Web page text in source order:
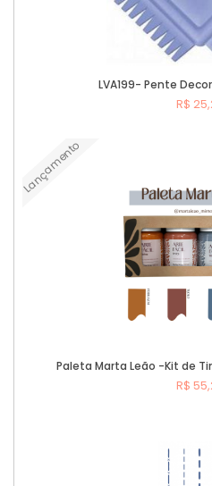
LVA199- Pente
R$
Lançamento
Paleta Marta Leão -Kit de
R$